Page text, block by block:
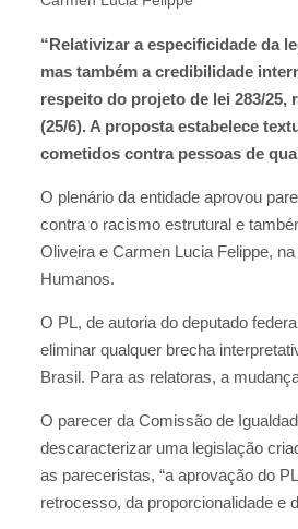
“Relativizar a especificidade da
mas também a credibilidade
respeito do projeto de lei 283/
(25/6). A proposta estabelece
cometidos contra pessoas de
O plenário da entidade aprovou
contra o racismo estrutural e
Oliveira e Carmen Lucia Felippe,
Humanos.
O PL, de autoria do deputado
eliminar qualquer brecha
Brasil. Para as relatoras, a
O parecer da Comissão de
descaracterizar uma legislação
as pareceristas, “a aprovação do
retrocesso, da proporcionalidade e